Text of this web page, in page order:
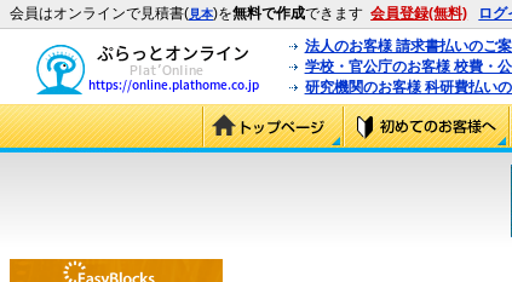
会員はオンラインで見積書(見本)を無料で作成できます 会員登録(無料) ログ
法人のお客様 請求書払いのご
学校・官公庁のお客様 校費・
研究機関のお客様 科研費払い